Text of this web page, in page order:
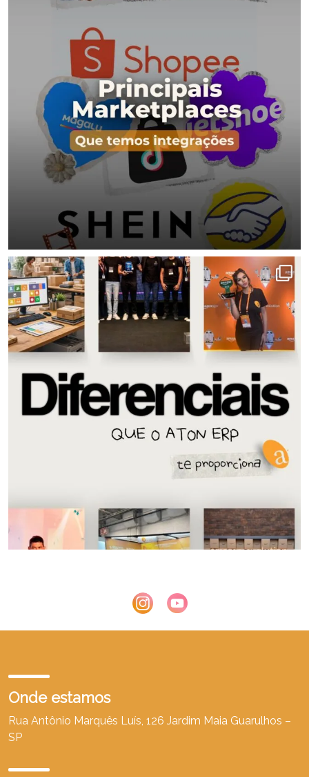
Onde estamos
Rua Antônio Marquês Luís, 126 Jardim Maia Guarulhos –
SP